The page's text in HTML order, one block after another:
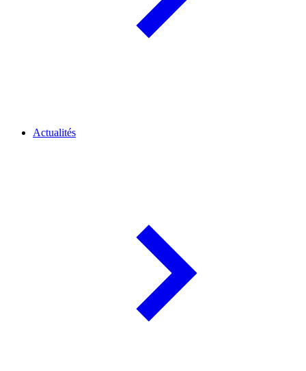
Actualités